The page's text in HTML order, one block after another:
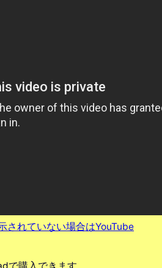
されていない場合はYouTube